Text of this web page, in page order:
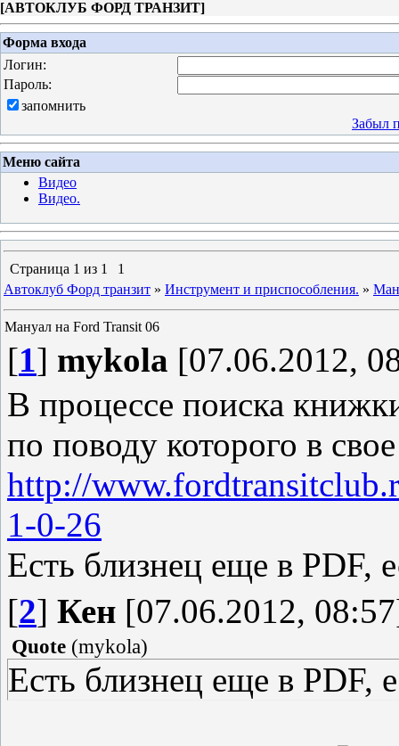
[АВТОКЛУБ ФОРД ТРАНЗИТ]
Форма входа
Логин:
Пароль:
запомнить
Забыл
Меню сайта
Видео
Видео.
Страница 1 из 1
1
Автоклуб Форд транзит » Инструмент и приспособления. »
Мануал на Ford Transit 06
[1] mykola [07.06.2012,
В процессе поиска
по поводу которого в
http://
1-0-26
Есть близнец еще в PDF,
[2] Кен [07.06.2012,
Quote (mykola)
Есть близнец еще в PDF,